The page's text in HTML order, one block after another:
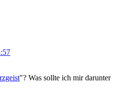
"? Was sollte ich mir darunter